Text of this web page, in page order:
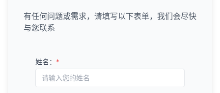
有任何问题或需求，请填写以下表单，我们会尽快
与您联系
姓名： *